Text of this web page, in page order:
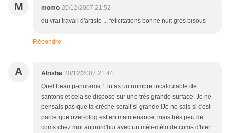
M momo 20/12/2007 21:52
du vrai travail d'artiste ... felicitations bonne nuit gros bisous
Répondre
A Alrisha 20/12/2007 21:44
Quel beau panorama ! Tu as un nombre incalculable de
santons et cela se dispose sur une très grande surface. Je ne
pensais pas que ta crèche serait si grande !Je ne sais si c'est
parce que over-blog est en maintenance, mais très peu de
coms chez moi aujourd'hui avec un méli-mélo de coms d'hier